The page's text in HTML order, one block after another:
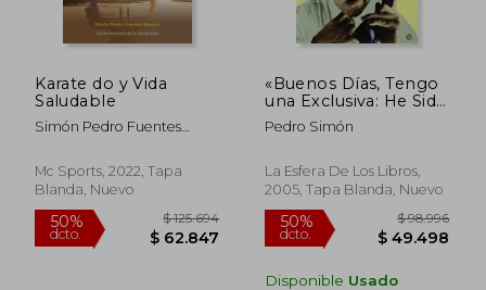
50% $ 153.390 29%
Karate do y Vida
Saludable
Simón Pedro Fuentes
Mc Sports, 2022, Tapa
Blanda, Nuevo
«Buenos Días, Tengo
una Exclusiva: He Sido
Asesinado»
Pedro Simón
La Esfera De Los Libros,
2005, Tapa Blanda, Nuevo
Disponible Usado